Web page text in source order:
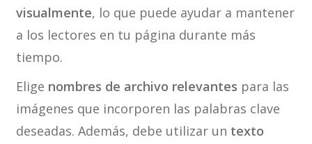
visualmente, lo que puede ayudar a mantener
a los lectores en tu página durante más
tiempo.
Elige nombres de archivo relevantes para las
imágenes que incorporen las palabras clave
deseadas. Además, debe utilizar un texto